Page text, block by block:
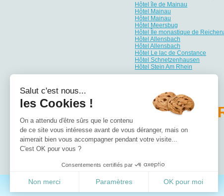
Hôtel île de Mainau
Hôtel Mainau
Hôtel Mainau
Hôtel Meersbug
Hôtel Île monastique de
Hôtel Allensbach
Hôtel Allensbach
Hôtel Le lac de Constance
Hôtel Schnetzenhausen
Hôtel Stein Am Rhein
Hôtel Bade-Wurtemberg
Hôtel Basse-Saxe
Salut c'est nous...
les Cookies !
On a attendu d'être sûrs que le contenu
de ce site vous intéresse avant de vous déranger, mais on
aimerait bien vous accompagner pendant votre visite...
C'est OK pour vous ?
Consentements certifiés par
Non merci Paramètres OK pour moi